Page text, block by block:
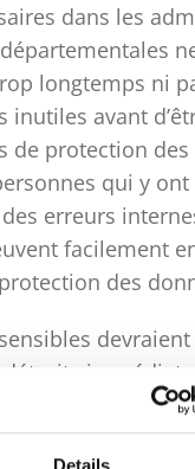
dans les
longtemps ni
inutiles avant
de protection des
qui y ont
des erreurs
facilement
des
Pour cela,
nombre